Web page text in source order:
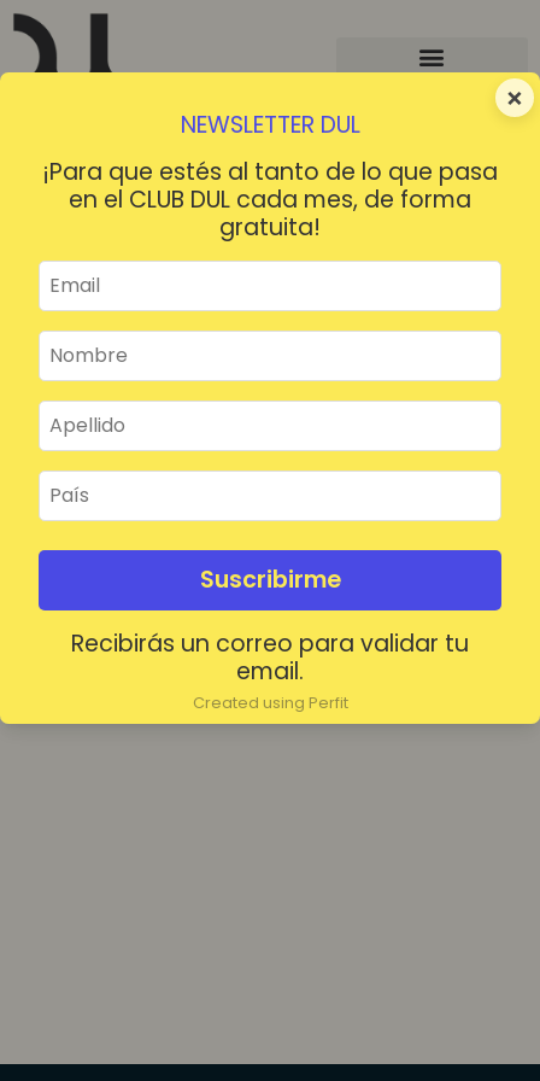
×
NEWSLETTER DUL
¡Para que estés al tanto de lo que pasa
en el CLUB DUL cada mes, de forma
gratuita!
Suscribirme
Recibirás un correo para validar tu
email.
Created using Perfit
¡HOLA!
Mantenerme conectado
Acceder